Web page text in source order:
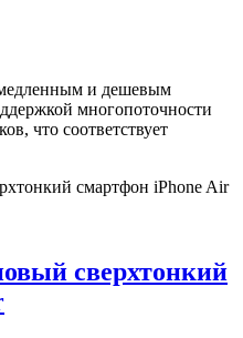
и дешевым
многопоточности
что соответствует
сверхтонкий